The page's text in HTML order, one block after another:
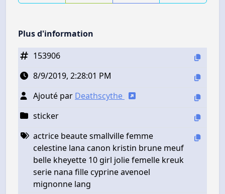
Plus d'information
153906
8/9/2019, 2:28:01 PM
Ajouté par Deathscythe
sticker
actrice beaute smallville femme
celestine lana canon kristin brune meuf
belle kheyette 10 girl jolie femelle kreuk
serie nana fille cyprine avenoel
mignonne lang